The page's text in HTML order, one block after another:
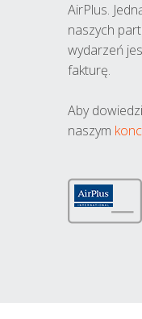
AirPlus.
naszych
wydarzeń
fakturę.
Aby
naszym